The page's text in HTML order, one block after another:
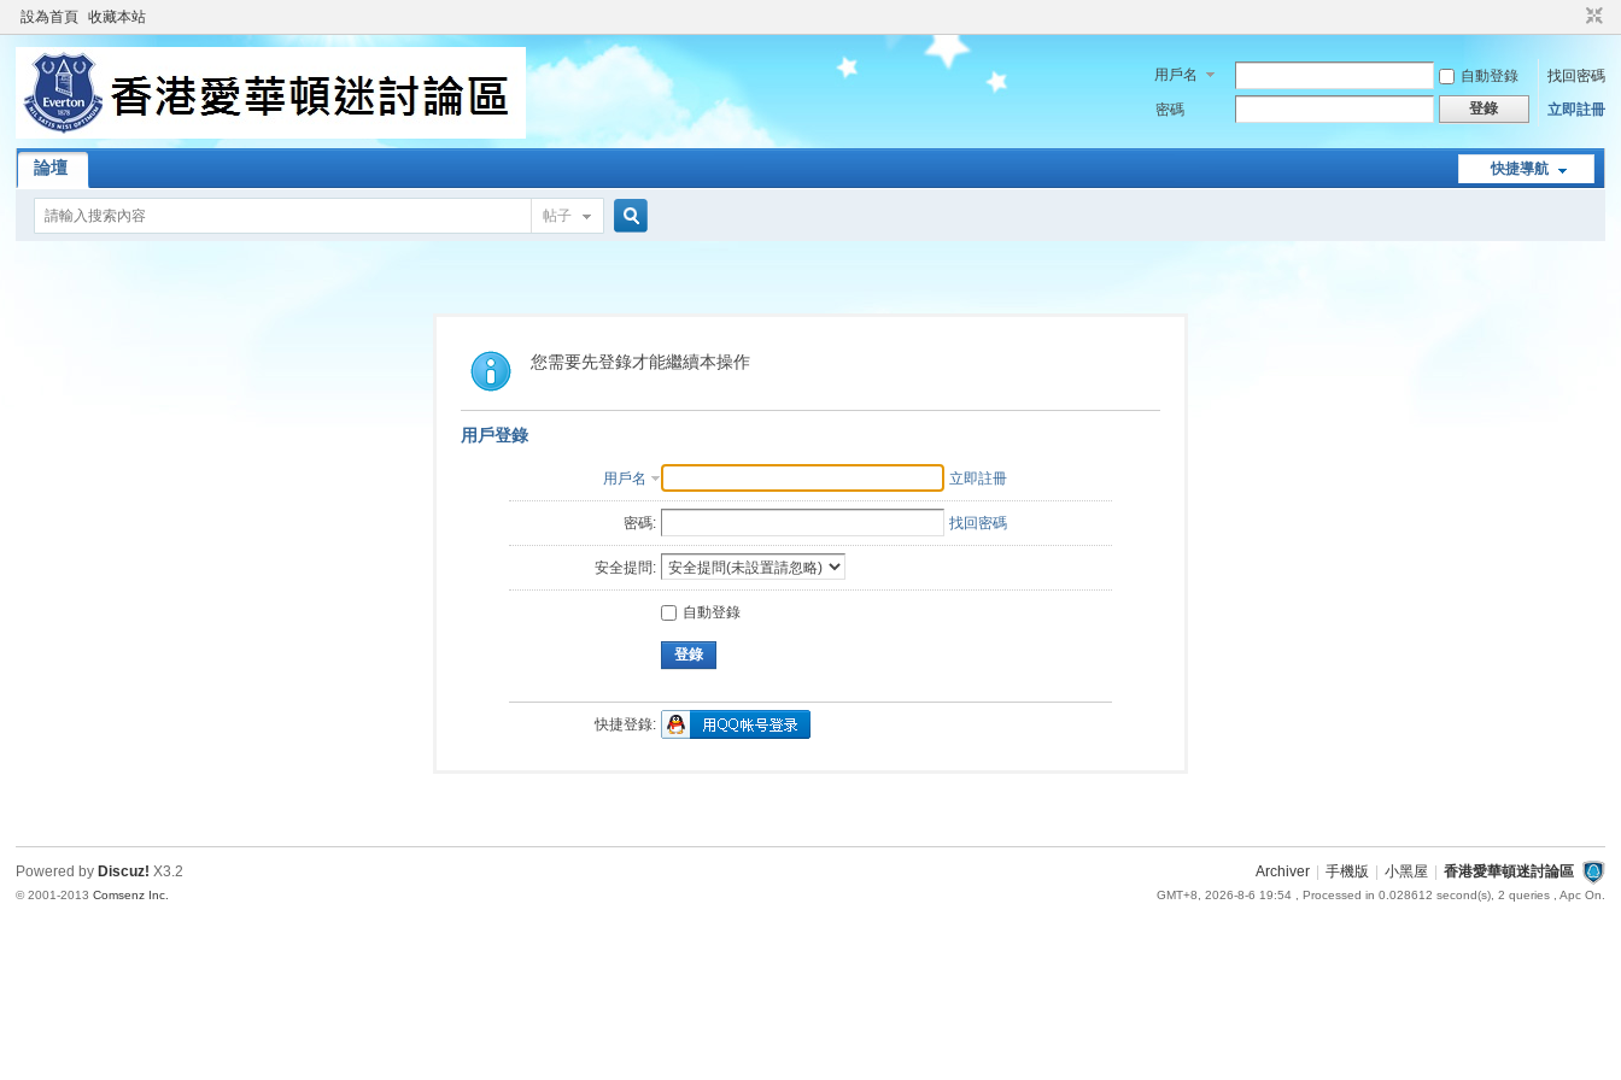
設為首頁 收藏本站
用戶名 自動登錄
找回密碼
密碼
登錄 立即註冊
快捷導航
論壇
帖子
索
您需要先登錄才能繼續本操作
用戶登錄
用戶名 立即註冊
密碼: 找回密碼
安全提問:
自動登錄
登錄
快捷登錄:
Archiver 手機版 小黑屋 香港愛華頓迷討論區
GMT+8, 2026-8-6 19:54, Processed in 0.028612 second(s), 2 queries , Apc On.
Powered by Discuz! X3.2
© 2001-2013Comsenz Inc.